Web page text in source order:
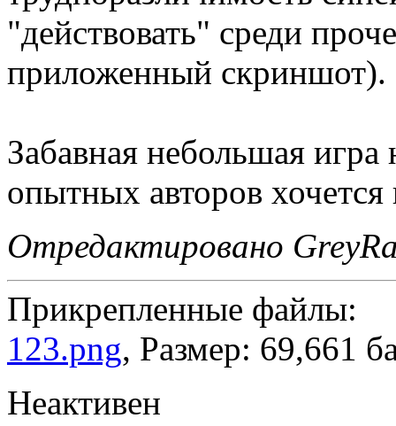
"действовать" среди
приложенный скриншот).
Забавная небольшая
опытных авторов хочется
Отредактировано
Прикрепленные файлы:
123.png, Размер: 69,661
Неактивен